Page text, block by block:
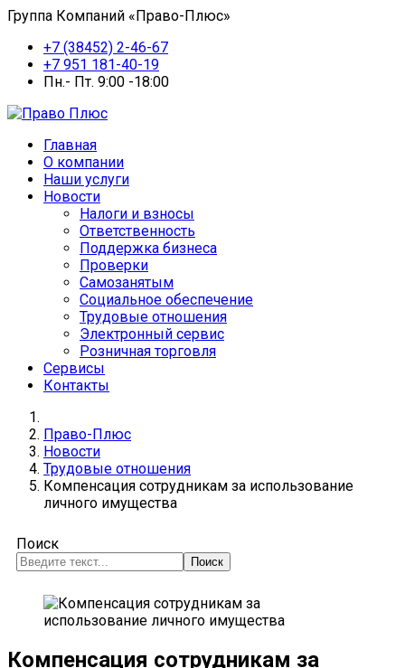
Группа Компаний «Право-Плюс»
+7 (38452) 2-46-67
+7 951 181-40-19
Пн.- Пт. 9:00 -18:00
Главная
О компании
Наши услуги
Новости
Налоги и взносы
Ответственность
Поддержка бизнеса
Проверки
Самозанятым
Социальное обеспечение
Трудовые отношения
Электронный сервис
Розничная торговля
Сервисы
Контакты
Право-Плюс
Новости
Трудовые отношения
Компенсация сотрудникам за использование
личного имущества
Поиск
Поиск
Компенсация сотрудникам за